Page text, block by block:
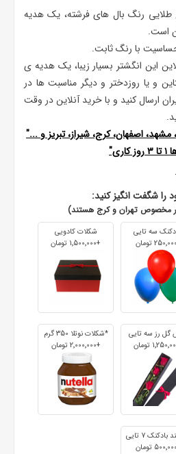
طلایی رنگ بال های فرشته، یک هدیه
است.
با رنگ ثابت.
این انگشتر بسیار زیبا، یک هدیه ی
و یا روزدختر و دیگر مناسبت ها در
ارسال کنید و با خرید آنلاین در وقت
مشهد، اصفهان، کرج، شیراز، تبریز و ..."
شگفت انگیز کنید:
مخصوص تهران و کرج هستند)
سه تایی
شکلات کادویی
+1٬500٬000 تومان
گل رز سه تایی
*شکلات نوتلا 350 گرم
+2٬000٬000 تومان
7 تایی